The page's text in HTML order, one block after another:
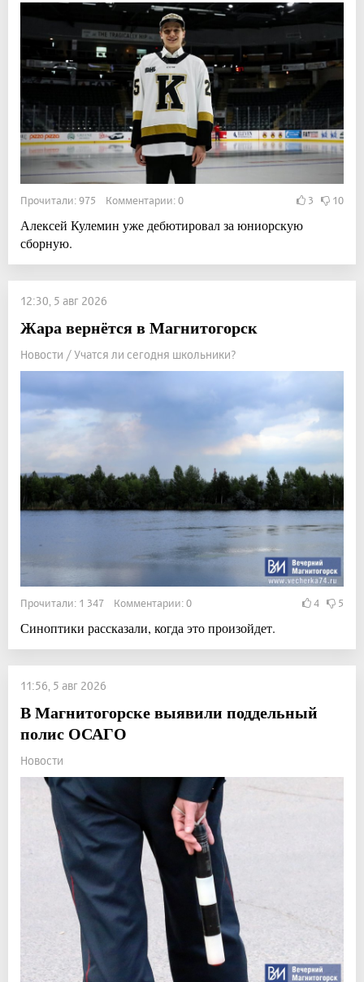
Прочитали: 975 Комментарии: 0 3 10
Алексей Кулемин уже дебютировал за юниорскую
сборную.
12:30, 5 авг 2026
Жара вернётся в Магнитогорск
Новости / Учатся ли сегодня школьники?
Прочитали: 1 347 Комментарии: 0 4 5
Синоптики рассказали, когда это произойдет.
11:56, 5 авг 2026
В Магнитогорске выявили поддельный
полис ОСАГО
Новости